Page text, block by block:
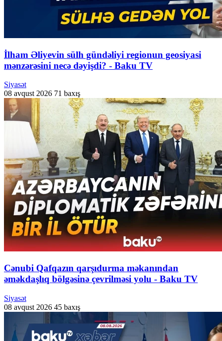
İlham Əliyevin sülh gündəliyi regionun geosiyasi
mənzərəsini necə dəyişdi? - Baku TV
Siyasət
08 avqust 2026 71 baxış
Cənubi Qafqazın qarşıdurma məkanından
əməkdaşlıq bölgəsinə çevrilməsi yolu - Baku TV
Siyasət
08 avqust 2026 45 baxış